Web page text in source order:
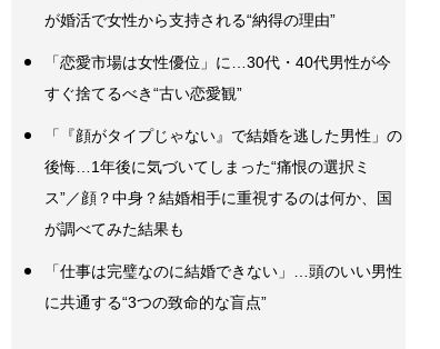
が婚活で女性から支持される“納得の理由”
「恋愛市場は女性優位」に…30代・40代男性が今
すぐ捨てるべき“古い恋愛観”
「『顔がタイプじゃない』で結婚を逃した男性」の
後悔…1年後に気づいてしまった“痛恨の選択ミ
ス”／顔？中身？結婚相手に重視するのは何か、国
が調べてみた結果も
「仕事は完璧なのに結婚できない」…頭のいい男性
に共通する“3つの致命的な盲点”